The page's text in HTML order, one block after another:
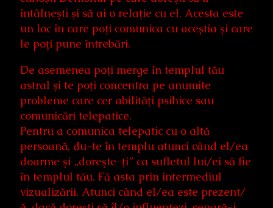
întâlneşti şi să ai o relaţie cu el. Acesta este
un loc în care poţi comunica cu aceștia şi care
le poți pune întrebări.
De asemenea poţi merge în templul tău
astral şi te poţi concentra pe anumite
probleme care cer abilităţi psihice sau
comunicări telepatice.
Pentru a comunica telepatic cu o altă
persoană, du-te în templu atunci când el/ea
doarme şi „doreşte-ţi” ca sufletul lui/ei să fie
în templul tău. Fă asta prin intermediul
vizualizării. Atunci când el/ea este prezent/